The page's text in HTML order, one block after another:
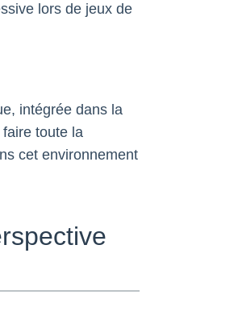
lors de jeux de
intégrée dans la
toute la
cet environnement